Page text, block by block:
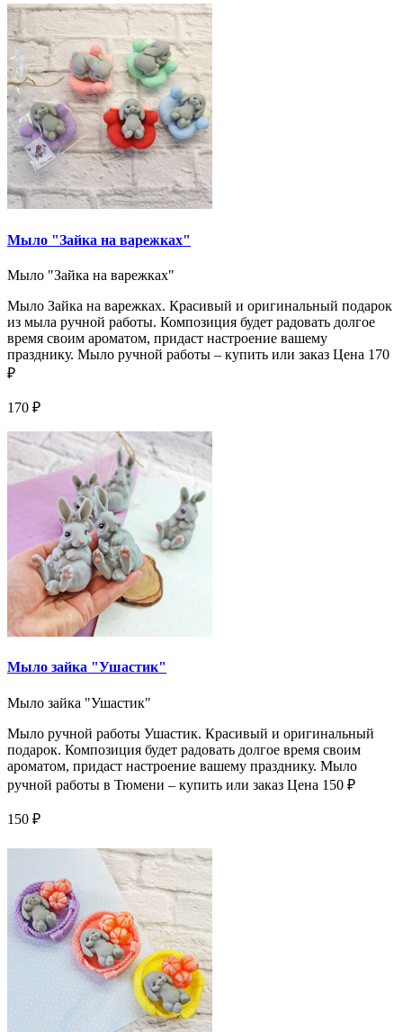
Мыло "Зайка на варежках"
Мыло "Зайка на варежках"
Мыло Зайка на варежках. Красивый и оригинальный подарок
из мыла ручной работы. Композиция будет радовать долгое
время своим ароматом, придаст настроение вашему
празднику. Мыло ручной работы – купить или заказ Цена 170
₽
170 ₽
Мыло зайка "Ушастик"
Мыло зайка "Ушастик"
Мыло ручной работы Ушастик. Красивый и оригинальный
подарок. Композиция будет радовать долгое время своим
ароматом, придаст настроение вашему празднику. Мыло
ручной работы в Тюмени – купить или заказ Цена 150 ₽
150 ₽